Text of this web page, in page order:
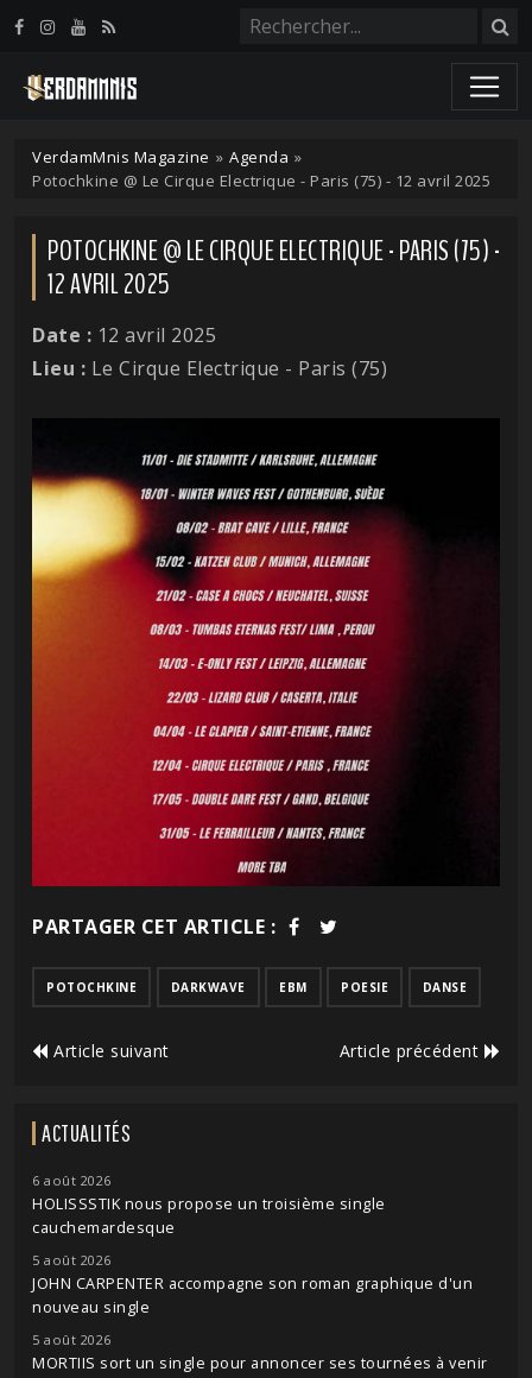
VerdamMnis Magazine » Agenda »
Potochkine @ Le Cirque Electrique - Paris (75) - 12 avril 2025
POTOCHKINE @ LE CIRQUE ELECTRIQUE - PARIS (75) -
12 AVRIL 2025
Date : 12 avril 2025
Lieu : Le Cirque Electrique - Paris (75)
PARTAGER CET ARTICLE :
POTOCHKINE DARKWAVE EBM POESIE DANSE
Article suivant Article précédent
ACTUALITÉS
6 août 2026
HOLISSSTIK nous propose un troisième single
cauchemardesque
5 août 2026
JOHN CARPENTER accompagne son roman graphique d'un
nouveau single
5 août 2026
MORTIIS sort un single pour annoncer ses tournées à venir
Panneau de gestion des cookies